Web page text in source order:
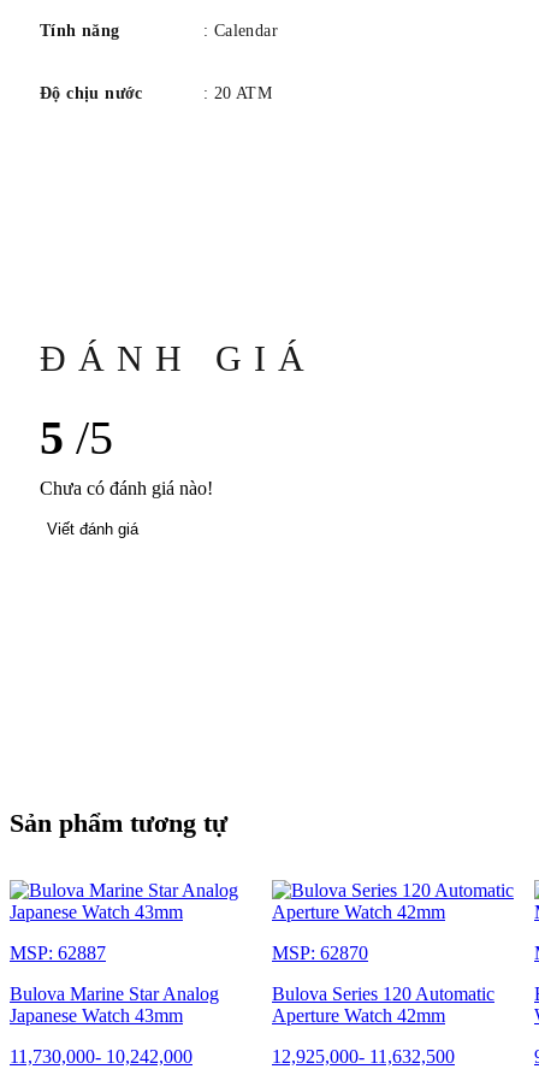
Tính năng : Calendar
Độ chịu nước : 20 ATM
ĐÁNH GIÁ
5 /5
Chưa có đánh giá nào!
Viết đánh giá
Sản phẩm tương tự
MSP: 62887
Bulova Marine Star Analog
Japanese Watch 43mm
11,730,000- 10,242,000
MSP: 62870
Bulova Series 120 Automatic
Aperture Watch 42mm
12,925,000- 11,632,500